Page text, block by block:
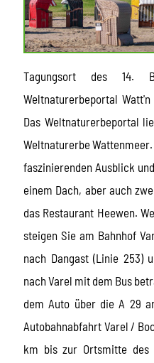
Tagungsort des 14.
Weltnaturerbeportal
Das Weltnaturerbeportal
Weltnaturerbe
faszinierenden Ausblick
einem Dach, aber auch
das Restaurant Heewen.
steigen Sie am Bahnhof
nach Dangast (Linie 253)
nach Varel mit dem Bus
dem Auto über die A 29
Autobahnabfahrt Varel /
km bis zur Ortsmitte des